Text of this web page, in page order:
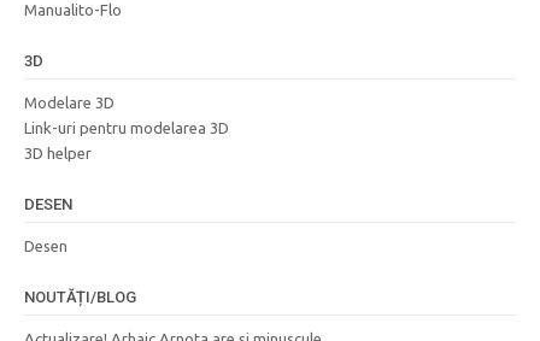
Manualito-Flo
3D
Modelare 3D
Link-uri pentru modelarea 3D
3D helper
DESEN
Desen
NOUTĂȚI/BLOG